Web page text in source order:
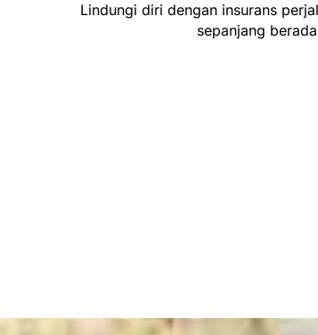
Lindungi diri dengan insurans
sepanjang